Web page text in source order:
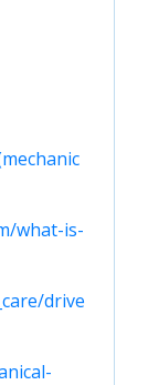
what-is-
drive